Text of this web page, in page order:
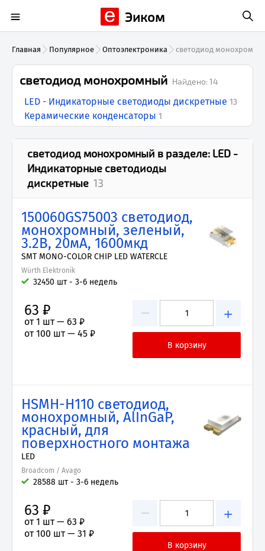
Эиком
Главная Популярное Оптоэлектроника светодиод
светодиод монохромный Найдено:14
LED - Индикаторные светодиоды дискретные 13
Керамические конденсаторы 1
светодиод монохромный в разделе: LED -
Индикаторные светодиоды
дискретные 13
150060GS75003 светодиод,
монохромный, зеленый,
3.2В, 20мА, 1600мкд
SMT MONO-COLOR CHIP LED WATERCLE
Würth Elektronik
32450 шт - 3-6 недель
− +
63 ₽
от 1 шт — 63 ₽
от 100 шт — 45 ₽
HSMH-H110 светодиод,
монохромный, AlInGaP,
красный, для
поверхностного монтажа
LED
Broadcom / Avago
28588 шт - 3-6 недель
− +
63 ₽
от 1 шт — 63 ₽
от 100 шт — 31 ₽